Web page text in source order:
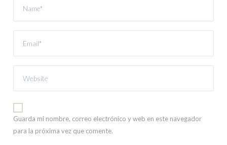
Guarda mi nombre, correo electrónico y web en este navegador
para la próxima vez que comente.